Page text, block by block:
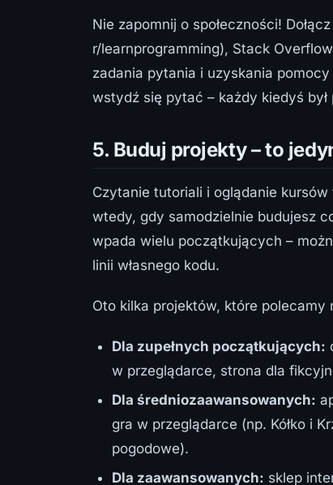
Nie zapomnij o społeczności!
r/learnprogramming), Stack
zadania pytania i uzyskania
wstydź się pytać – każdy kiedyś był
5. Buduj projekty – to
Czytanie tutoriali i oglądanie
wtedy, gdy samodzielnie budujesz
wpada wielu początkujących –
linii własnego kodu.
Oto kilka projektów, które polecamy
Dla zupełnych początkujących:
w przeglądarce, strona dla
Dla średniozaawansowanych:
gra w przeglądarce (np. Kółko i
pogodowe).
Dla zaawansowanych: sklep